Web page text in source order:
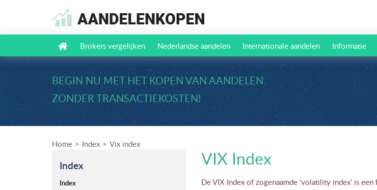
Brokers vergelijken Nederlandse aandelen Internationale aandelen Informatie
BEGIN NU MET HET KOPEN VAN AANDELEN
ZONDER TRANSACTIEKOSTEN!
Home Index Vix index
VIX Index
De VIX Index of zogenaamde ‘volatility index’ is
Index
Index